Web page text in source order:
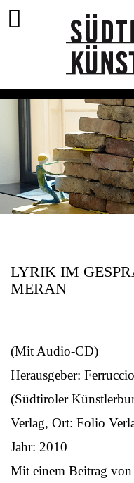
LYRIK IM
MERAN
(Mit Audio-CD)
Herausgeber:
(Südtiroler
Verlag, Ort: Folio
Jahr: 2010
Mit einem Beitrag